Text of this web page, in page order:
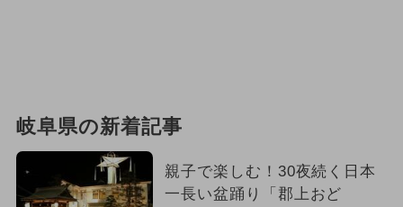
岐阜県の新着記事
親子で楽しむ！30夜続く日本
一長い盆踊り「郡上おど